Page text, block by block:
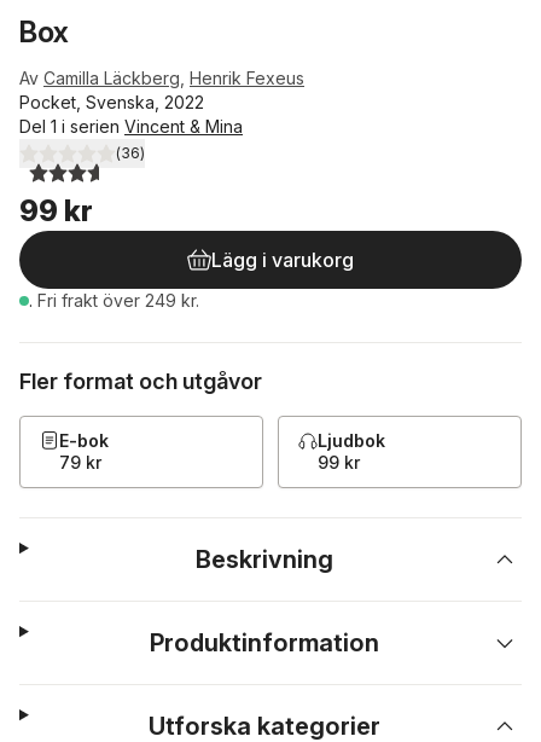
Box
Av Camilla Läckberg Henrik Fexeus
Pocket, Svenska, 2022
Del 1 i serien Vincent & Mina
3,6utav 5 stjärnor. Totalt antal röster:
(36)
99 kr
Lägg i varukorg
. Fri frakt över 249 kr.
Fler format och utgåvor
E-bok
79 kr
Ljudbok
99 kr
Beskrivning
Produktinformation
Utforska kategorier